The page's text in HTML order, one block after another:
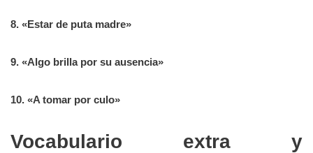
8. «Estar de puta madre»
9. «Algo brilla por su ausencia»
10. «A tomar por culo»
Vocabulario extra y